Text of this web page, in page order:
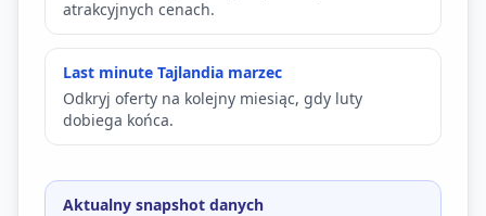
atrakcyjnych cenach.
Last minute Tajlandia marzec
Odkryj oferty na kolejny miesiąc, gdy luty
dobiega końca.
Aktualny snapshot danych